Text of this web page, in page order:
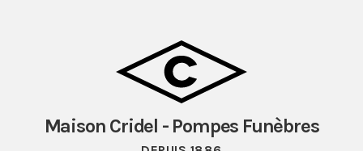
Maison Cridel - Pompes Funèbres